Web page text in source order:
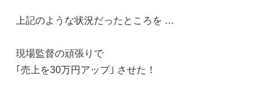
上記のような状況だったところを …
現場監督の頑張りで
｢売上を30万円アップ｣ させた！